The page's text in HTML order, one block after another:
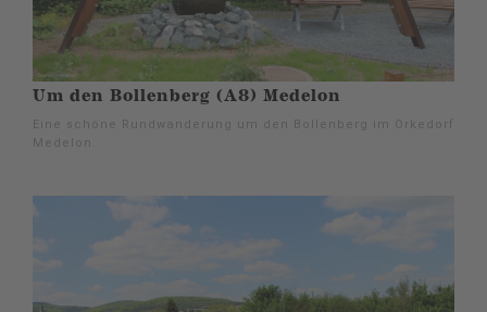
Um den Bollenberg (A8) Medelon
Eine schöne Rundwanderung um den Bollenberg im Orkedorf
Medelon.